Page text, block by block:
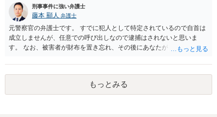
刑事事件に強い弁護士
藤本 顯人 弁護士
元警察官の弁護士です。 すでに犯人として特定されているので自首は
成立しませんが、任意での呼び出しなので逮捕はされないと思いま
す。 なお、被害者が財布を置き忘れ、その後にあなたがトイレに入
と言い逃れはかなり厳しいものと思います。
もっとみる